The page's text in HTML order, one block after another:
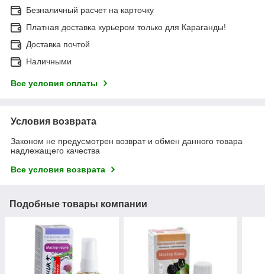
Безналичный расчет на карточку
Платная доставка курьером только для Караганды!
Доставка почтой
Наличными
Все условия оплаты
Условия возврата
Законом не предусмотрен возврат и обмен данного товара
надлежащего качества
Все условия возврата
Подобные товары компании